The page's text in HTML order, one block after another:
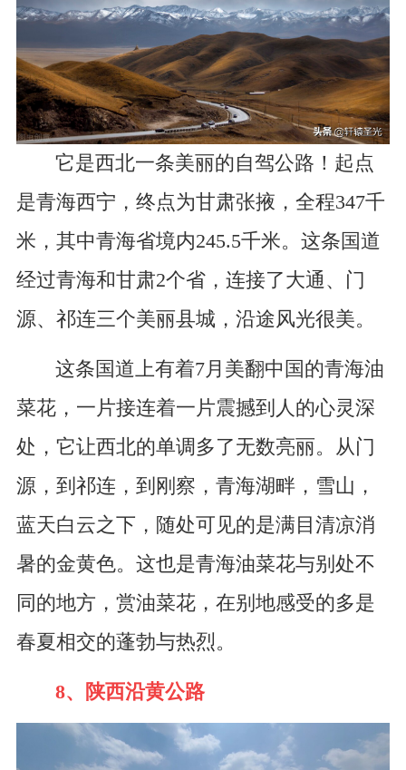
它是西北一条美丽的自驾公路！起点
是青海西宁，终点为甘肃张掖，全程347千
米，其中青海省境内245.5千米。这条国道
经过青海和甘肃2个省，连接了大通、门
源、祁连三个美丽县城，沿途风光很美。
这条国道上有着7月美翻中国的青海油
菜花，一片接连着一片震撼到人的心灵深
处，它让西北的单调多了无数亮丽。从门
源，到祁连，到刚察，青海湖畔，雪山，
蓝天白云之下，随处可见的是满目清凉消
暑的金黄色。这也是青海油菜花与别处不
同的地方，赏油菜花，在别地感受的多是
春夏相交的蓬勃与热烈。
8、陕西沿黄公路